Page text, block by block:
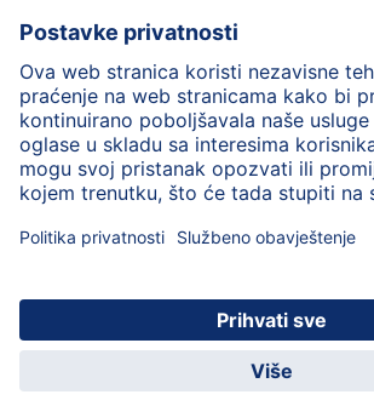
Zaštita podataka i upute za
Uvjeti korištenja
Impressum
O HiPP-u
© 2026 HiPP
aplikacija
Uživajte u